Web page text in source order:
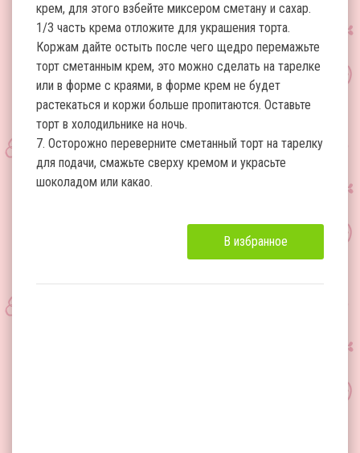
крем, для этого взбейте миксером сметану и сахар.
1/3 часть крема отложите для украшения торта.
Коржам дайте остыть после чего щедро перемажьте
торт сметанным крем, это можно сделать на тарелке
или в форме с краями, в форме крем не будет
растекаться и коржи больше пропитаются. Оставьте
торт в холодильнике на ночь.
7. Осторожно переверните сметанный торт на тарелку
для подачи, смажьте сверху кремом и украсьте
шоколадом или какао.
В избранное